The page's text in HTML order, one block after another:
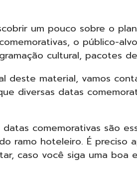
um pouco sobre o
o público-
cultural, pacotes
deste material, vamos
diversas datas
comemorativas são
ramo hoteleiro. É
caso você siga uma boa